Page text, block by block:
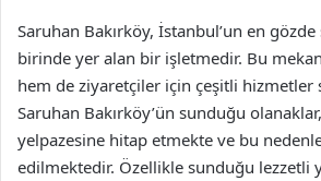
Saruhan Bakırköy, İstanbul’un en
birinde yer alan bir işletmedir. Bu
hem de ziyaretçiler için çeşitli hizmetler
Saruhan Bakırköy’ün sunduğu
yelpazesine hitap etmekte ve bu
edilmektedir. Özellikle sunduğu lezzetli